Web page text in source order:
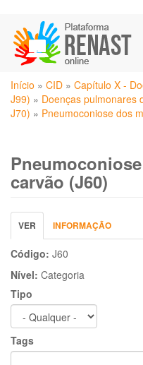
para
conteúdo
principal
Você
está
aqui
Início » CID » Capítulo X -
J99) » Doenças pulmonares
J70) » Pneumoconiose dos
carvão (J60)
Abas
primárias
VER (ABA
ATIVA)
INFORMAÇÃO
Código: J60
Nível: Categoria
Tipo
Tags